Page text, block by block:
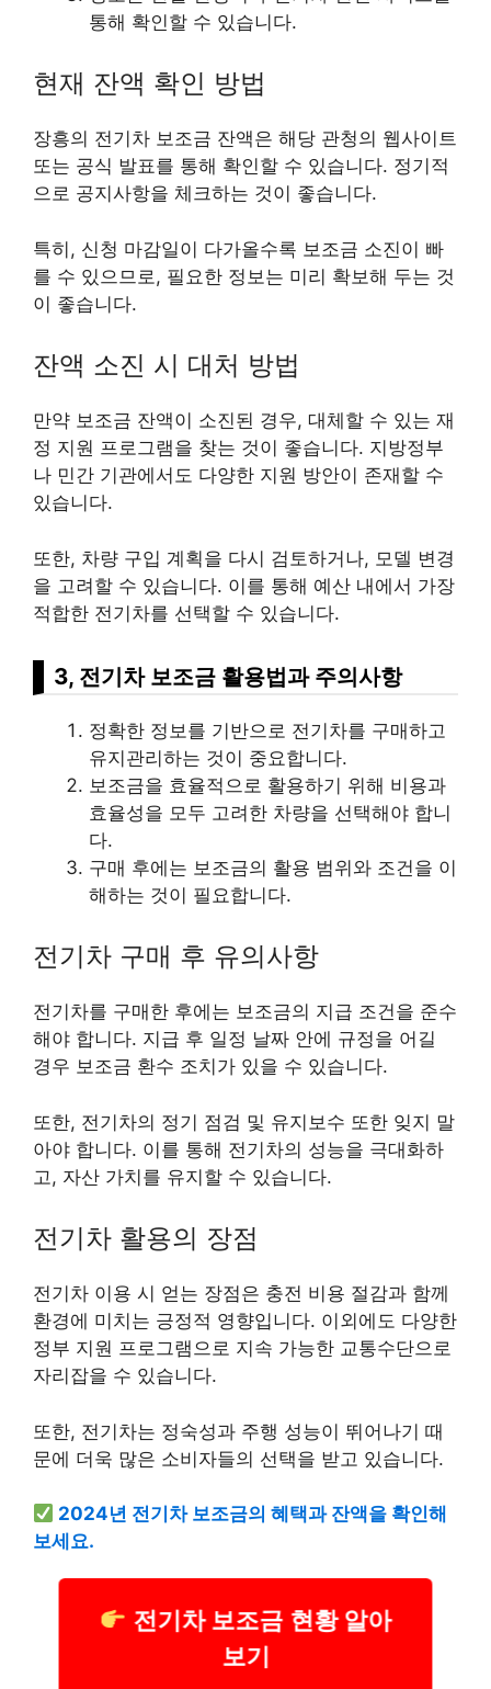
통해 확인할 수 있습니다.
현재 잔액 확인 방법
장흥의 전기차 보조금 잔액은 해당 관청의 웹사이트
또는 공식 발표를 통해 확인할 수 있습니다. 정기적
으로 공지사항을 체크하는 것이 좋습니다.
특히, 신청 마감일이 다가올수록 보조금 소진이 빠
를 수 있으므로, 필요한 정보는 미리 확보해 두는 것
이 좋습니다.
잔액 소진 시 대처 방법
만약 보조금 잔액이 소진된 경우, 대체할 수 있는 재
정 지원 프로그램을 찾는 것이 좋습니다. 지방정부
나 민간 기관에서도 다양한 지원 방안이 존재할 수
있습니다.
또한, 차량 구입 계획을 다시 검토하거나, 모델 변경
을 고려할 수 있습니다. 이를 통해 예산 내에서 가장
적합한 전기차를 선택할 수 있습니다.
3, 전기차 보조금 활용법과 주의사항
정확한 정보를 기반으로 전기차를 구매하고
유지관리하는 것이 중요합니다.
보조금을 효율적으로 활용하기 위해 비용과
효율성을 모두 고려한 차량을 선택해야 합니
다.
구매 후에는 보조금의 활용 범위와 조건을 이
해하는 것이 필요합니다.
전기차 구매 후 유의사항
전기차를 구매한 후에는 보조금의 지급 조건을 준수
해야 합니다. 지급 후 일정 날짜 안에 규정을 어길
경우 보조금 환수 조치가 있을 수 있습니다.
또한, 전기차의 정기 점검 및 유지보수 또한 잊지 말
아야 합니다. 이를 통해 전기차의 성능을 극대화하
고, 자산 가치를 유지할 수 있습니다.
전기차 활용의 장점
전기차 이용 시 얻는 장점은 충전 비용 절감과 함께
환경에 미치는 긍정적 영향입니다. 이외에도 다양한
정부 지원 프로그램으로 지속 가능한 교통수단으로
자리잡을 수 있습니다.
또한, 전기차는 정숙성과 주행 성능이 뛰어나기 때
문에 더욱 많은 소비자들의 선택을 받고 있습니다.
2024년 전기차 보조금의 혜택과 잔액을 확인해
보세요.
전기차 보조금 현황 알아
보기